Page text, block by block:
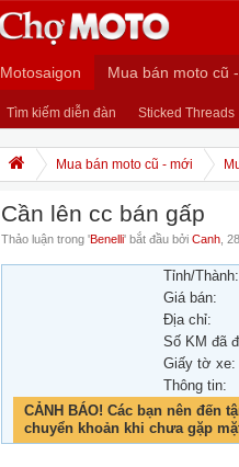
Motosaigon Mua bán moto cũ
Tìm kiếm diễn đàn Sticked Threads
Mua bán moto cũ - mới
Cần lên cc bán gấp
Thảo luận trong 'Benelli' bắt đầu bởi Canh
Tỉnh/Thành:
Giá bán:
Địa chỉ:
Số KM đã
Giấy tờ xe:
Thông tin:
CẢNH BÁO! Các bạn nên đến
chuyển khoản khi chưa gặp